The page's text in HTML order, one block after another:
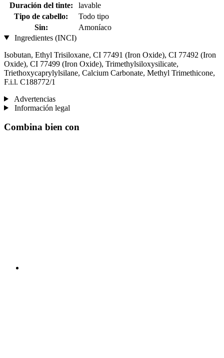
Duración del tinte:
lavable
Tipo de cabello:
Todo tipo
Sin:
Amoníaco
Ingredientes (INCI)
Isobutan, Ethyl Trisiloxane, CI 77491 (Iron Oxide), CI 77492 (Iron
Oxide), CI 77499 (Iron Oxide), Trimethylsiloxysilicate,
Triethoxycaprylylsilane, Calcium Carbonate, Methyl Trimethicone,
F.i.l. C188772/1
Advertencias
Información legal
Combina bien con